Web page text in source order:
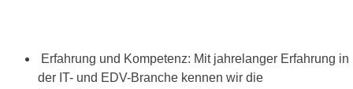
Erfahrung und Kompetenz: Mit jahrelanger Erfahrung in
der IT- und EDV-Branche kennen wir die